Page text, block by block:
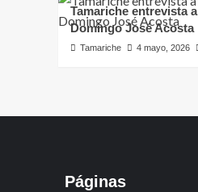
Tamariche entrevista a
Domingo José Acosta
Tamariche 4 mayo, 2026
Páginas